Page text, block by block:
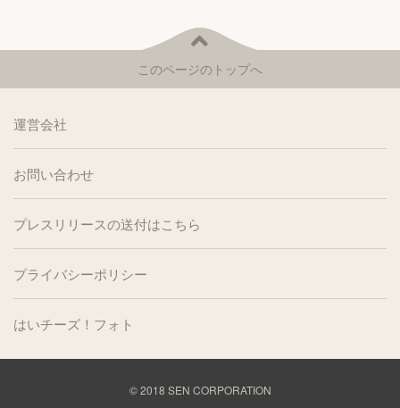
このページのトップへ
運営会社
お問い合わせ
プレスリリースの送付はこちら
プライバシーポリシー
はいチーズ！フォト
© 2018 SEN CORPORATION